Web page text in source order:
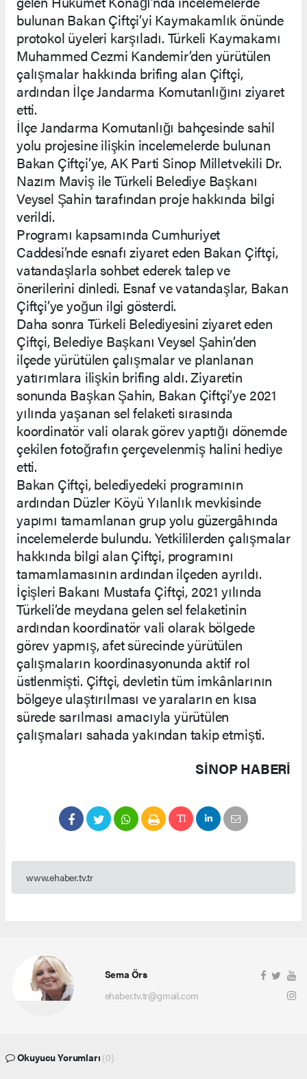
bulunan Bakan Çiftçi’yi Kaymakamlık önünde
protokol üyeleri karşıladı. Türkeli Kaymakamı
Muhammed Cezmi Kandemir’den yürütülen
çalışmalar hakkında brifing alan Çiftçi,
ardından İlçe Jandarma Komutanlığını ziyaret
etti.
İlçe Jandarma Komutanlığı bahçesinde sahil
yolu projesine ilişkin incelemelerde bulunan
Bakan Çiftçi’ye, AK Parti Sinop Milletvekili Dr.
Nazım Maviş ile Türkeli Belediye Başkanı
Veysel Şahin tarafından proje hakkında bilgi
verildi.
Programı kapsamında Cumhuriyet
Caddesi’nde esnafı ziyaret eden Bakan Çiftçi,
vatandaşlarla sohbet ederek talep ve
önerilerini dinledi. Esnaf ve vatandaşlar, Bakan
Çiftçi’ye yoğun ilgi gösterdi.
Daha sonra Türkeli Belediyesini ziyaret eden
Çiftçi, Belediye Başkanı Veysel Şahin’den
ilçede yürütülen çalışmalar ve planlanan
yatırımlara ilişkin brifing aldı. Ziyaretin
sonunda Başkan Şahin, Bakan Çiftçi’ye 2021
yılında yaşanan sel felaketi sırasında
koordinatör vali olarak görev yaptığı dönemde
çekilen fotoğrafın çerçevelenmiş halini hediye
etti.
Bakan Çiftçi, belediyedeki programının
ardından Düzler Köyü Yılanlık mevkisinde
yapımı tamamlanan grup yolu güzergâhında
incelemelerde bulundu. Yetkililerden çalışmalar
hakkında bilgi alan Çiftçi, programını
tamamlamasının ardından ilçeden ayrıldı.
İçişleri Bakanı Mustafa Çiftçi, 2021 yılında
Türkeli’de meydana gelen sel felaketinin
ardından koordinatör vali olarak bölgede
görev yapmış, afet sürecinde yürütülen
çalışmaların koordinasyonunda aktif rol
üstlenmişti. Çiftçi, devletin tüm imkânlarının
bölgeye ulaştırılması ve yaraların en kısa
sürede sarılması amacıyla yürütülen
çalışmaları sahada yakından takip etmişti.
SINOP HABERİ
www.ehaber.tv.tr
Sema Örs
ehaber.tv.tr@gmail.com
Okuyucu Yorumları (0)